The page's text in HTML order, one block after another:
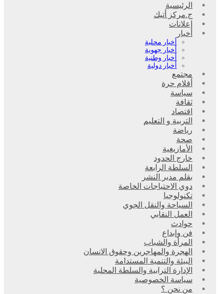
الرئيسية
ج.مركز أتيك
إعلانات
أخبار
أخبار محلية
أخبار جهوية
أخبار وطنية
أخبار دولية
مجتمع
أقلام حرة
سياسة
ثقافة
اقتصاد
التربية و التعليم
رياضة
صحة
الأمازيغية
خارج الحدود
السلطة الرابعة
بقلم مدير النشر
دوي الاحتياجات الخاصة
تكنولوجيا
السياحة والنقل الجوي
العمل النقابي
حوادث
فن وإبداع
المرأة والشباب
الهجرة والمهاجرين وحقوق الانسان
البيئة والتنمية المستدامة
الإدارة الترابية والسلطة المحلية
سياسة الخصوصية
من نحن ؟